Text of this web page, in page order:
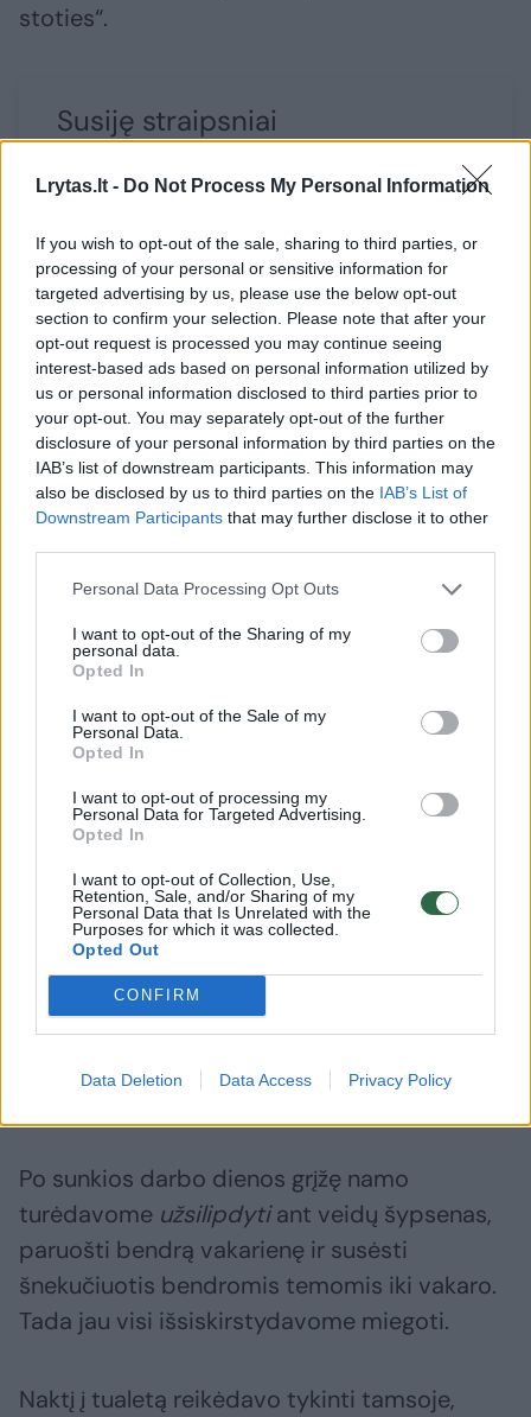
Lrytas.lt - Do Not Process My Personal Information
If you wish to opt-out of the sale, sharing to third parties, or
processing of your personal or sensitive information for
targeted advertising by us, please use the below opt-out
section to confirm your selection. Please note that after your
opt-out request is processed you may continue seeing
interest-based ads based on personal information utilized by
us or personal information disclosed to third parties prior to
your opt-out. You may separately opt-out of the further
disclosure of your personal information by third parties on the
IAB’s list of downstream participants. This information may
also be disclosed by us to third parties on the IAB’s List of
Downstream Participants that may further disclose it to other
Personal Data Processing Opt Outs
I want to opt-out of the Sharing of my
personal data.
Opted In
I want to opt-out of the Sale of my
Personal Data.
Opted In
I want to opt-out of processing my
Personal Data for Targeted Advertising.
Opted In
I want to opt-out of Collection, Use,
Retention, Sale, and/or Sharing of my
Personal Data that Is Unrelated with the
Purposes for which it was collected.
Opted Out
CONFIRM
Data Deletion Data Access Privacy Policy
stoties“.
Susiję straipsniai
Krebždėjimas
palėpėje
išdavė, ką
veikė
vyras
darbo
metu
Grįžusi namo desperatiškai puoliau tvarkytis,
ruošti patalynę, žiūrėti, ar šaldytuve
pakankamai maisto. Vyras išlėkė stotin,
kelioninėmis rankinėmis. Giminaitė giedru
veidu mus informavo, jog jai prasidėjo
atostogos, todėl nusprendė, kad bus į naudą
pakeisti aplinką.
Linksėjome, dirsčiojome vienas į kitą,
spėliodami, kiek laiko truks tas aplinkos
pakeitimas? Dieną, kelias dienas, savaitę?
Tiesiai paklausti nesiryžome, giminaitė pati
informuoti apie viešnagės trukmę nematė
Po sunkios darbo dienos grįžę namo
turėdavome užsilipdytiant veidų šypsenas,
paruošti bendrą vakarienę ir susėsti
šnekučiuotis bendromis temomis iki vakaro.
Tada jau visi išsiskirstydavome miegoti.
Naktį į tualetą reikėdavo tykinti tamsoje,